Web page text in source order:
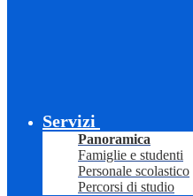
Servizi
Panoramica
Famiglie e studenti
Personale scolastico
Percorsi di studio